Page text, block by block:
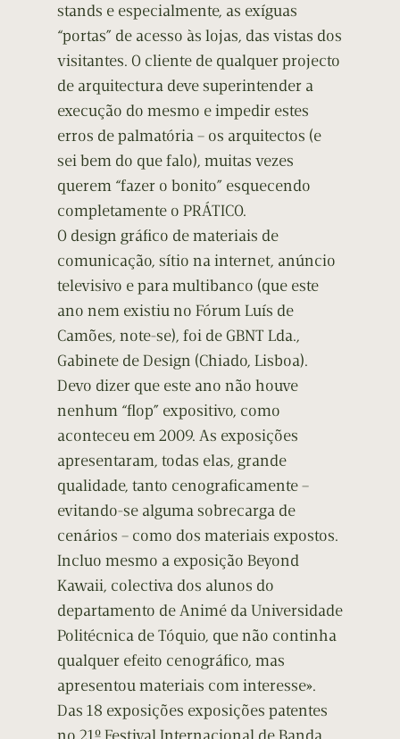
stands e especialmente, as exíguas
“portas” de acesso às lojas, das vistas dos
visitantes. O cliente de qualquer projecto
de arquitectura deve superintender a
execução do mesmo e impedir estes
erros de palmatória – os arquitectos (e
sei bem do que falo), muitas vezes
querem “fazer o bonito” esquecendo
completamente o PRÁTICO.
O design gráfico de materiais de
comunicação, sítio na internet, anúncio
televisivo e para multibanco (que este
ano nem existiu no Fórum Luís de
Camões, note-se), foi de GBNT Lda.,
Gabinete de Design (Chiado, Lisboa).
Devo dizer que este ano não houve
nenhum “flop” expositivo, como
aconteceu em 2009. As exposições
apresentaram, todas elas, grande
qualidade, tanto cenograficamente –
evitando-se alguma sobrecarga de
cenários – como dos materiais expostos.
Incluo mesmo a exposição Beyond
Kawaii, colectiva dos alunos do
departamento de Animé da Universidade
Politécnica de Tóquio, que não continha
qualquer efeito cenográfico, mas
apresentou materiais com interesse».
Das 18 exposições exposições patentes